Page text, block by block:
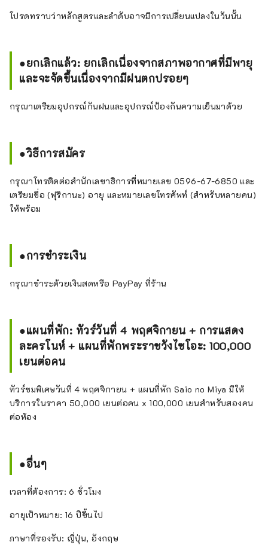
โปรดทราบว่าหลักสูตรและลำดับอาจมีการเปลี่ยนแปลงในวันนั้น
●ยกเลิกแล้ว: ยกเลิกเนื่องจากสภาพอากาศที่มีพายุ
และจะจัดขึ้นเนื่องจากมีฝนตกปรอยๆ
กรุณาเตรียมอุปกรณ์กันฝนและอุปกรณ์ป้องกันความเย็นมาด้วย
●วิธีการสมัคร
กรุณาโทรติดต่อสำนักเลขาธิการที่หมายเลข 0596-67-6850 และ
เตรียมชื่อ (ฟุริกานะ) อายุ และหมายเลขโทรศัพท์ (สำหรับหลายคน)
ให้พร้อม
●การชำระเงิน
กรุณาชำระด้วยเงินสดหรือ PayPay ที่ร้าน
●แผนที่พัก: ทัวร์วันที่ 4 พฤศจิกายน + การแสดง
ละครโนห์ + แผนที่พักพระราชวังไซโอะ: 100,000
เยนต่อคน
ทัวร์ชมพิเศษวันที่ 4 พฤศจิกายน + แผนที่พัก Saio no Miya มีให้
บริการในราคา 50,000 เยนต่อคน x 100,000 เยนสำหรับสองคน
ต่อห้อง
●อื่นๆ
เวลาที่ต้องการ: 6 ชั่วโมง
อายุเป้าหมาย: 16 ปีขึ้นไป
ภาษาที่รองรับ: ญี่ปุ่น, อังกฤษ